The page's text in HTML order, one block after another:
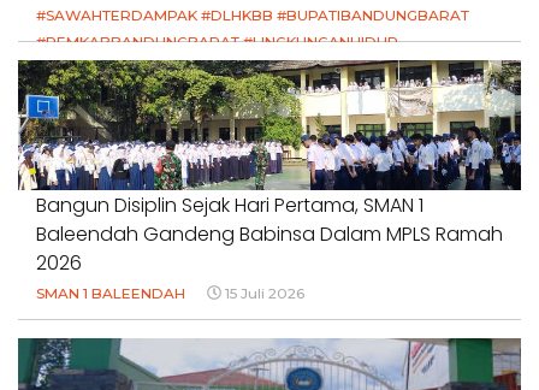
#SAWAHTERDAMPAK #DLHKBB #BUPATIBANDUNGBARAT
#PEMKABBANDUNGBARAT #LINGKUNGANHIDUP
#HAKPETANI #KEADILANUNTUKPETANI
#NORMALISASISALURAN #IRIGASIRUSAK
#DUGAANPENCEMARAN #AKUNTABILITASPEMERINTAH
18 Juli 2026
Bangun Disiplin Sejak Hari Pertama, SMAN 1
Baleendah Gandeng Babinsa Dalam MPLS Ramah
2026
SMAN 1 BALEENDAH 15 Juli 2026